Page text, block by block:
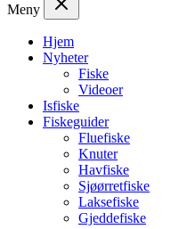
Meny
Hjem
Nyheter
Fiske
Videoer
Isfiske
Fiskeguider
Fluefiske
Knuter
Havfiske
Sjøørretfiske
Laksefiske
Gjeddefiske